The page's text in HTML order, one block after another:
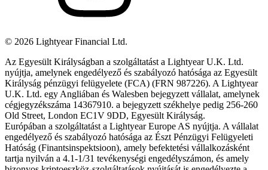
© 2026 Lightyear Financial Ltd.
Az Egyesült Királyságban a szolgáltatást a Lightyear U.K. Ltd.
nyújtja, amelynek engedélyező és szabályozó hatósága az Egyesült
Királyság pénzügyi felügyelete (FCA) (FRN 987226). A Lightyear
U.K. Ltd. egy Angliában és Walesben bejegyzett vállalat, amelynek
cégjegyzékszáma 14367910. a bejegyzett székhelye pedig 256-260
Old Street, London EC1V 9DD, Egyesült Királyság.
Európában a szolgáltatást a Lightyear Europe AS nyújtja. A vállalat
engedélyező és szabályozó hatósága az Észt Pénzügyi Felügyeleti
Hatóság (Finantsinspektsioon), amely befektetési vállalkozásként
tartja nyilván a 4.1-1/31 tevékenységi engedélyszámon, és amely